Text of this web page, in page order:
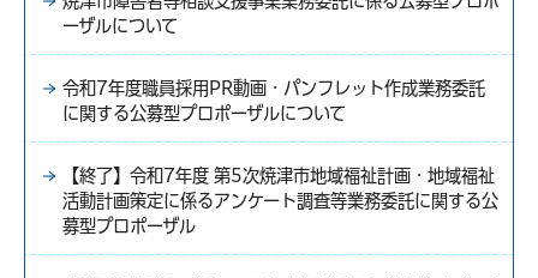
ーザルについて
令和7年度職員採用PR動画・パンフレット作成業務委託
に関する公募型プロポーザルについて
【終了】令和7年度 第5次焼津市地域福祉計画・地域福祉
活動計画策定に係るアンケート調査等業務委託に関する公
募型プロポーザル